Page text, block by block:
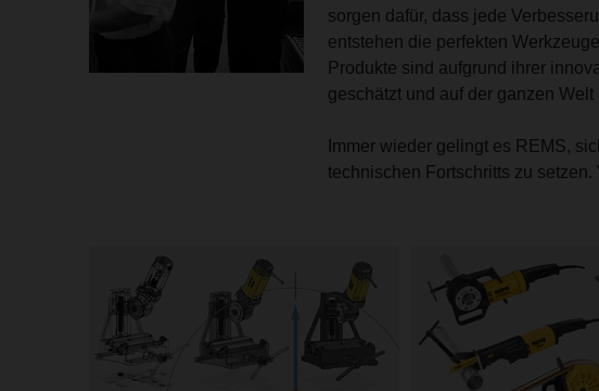
sorgen dafür, dass jede
entstehen die perfekten
Produkte sind aufgrund ihrer
geschätzt und auf der ganzen
Immer wieder gelingt es REMS,
technischen Fortschritts zu